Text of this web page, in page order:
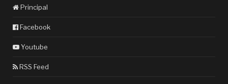
Principal
Facebook
Youtube
RSS Feed